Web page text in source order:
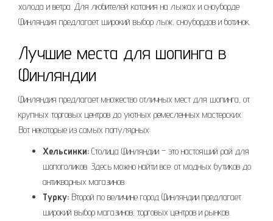
холода и ветра. Для любителей катания на лыжах и сноуборде
Финляндия предлагает широкий выбор лыж, сноубордов и ботинок.
Лучшие места для шопинга в
Финляндии
Финляндия предлагает множество отличных мест для шопинга, от
крупных торговых центров до уютных ремесленных мастерских.
Вот некоторые из самых популярных:
Хельсинки: Столица Финляндии – это настоящий рай для
шопоголиков. Здесь можно найти все: от модных бутиков до
антикварных магазинов.
Турку: Второй по величине город Финляндии предлагает
широкий выбор магазинов, торговых центров и рынков.